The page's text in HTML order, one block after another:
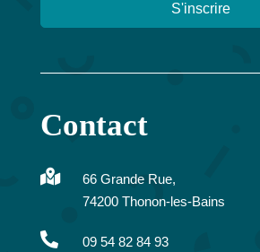
S'inscrire
e
n
i
Contact

66 Grande Rue,
74200 Thonon-les-Bains
 09 54 82 84 93